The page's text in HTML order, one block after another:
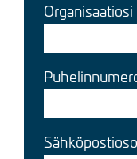
Organisaatiosi